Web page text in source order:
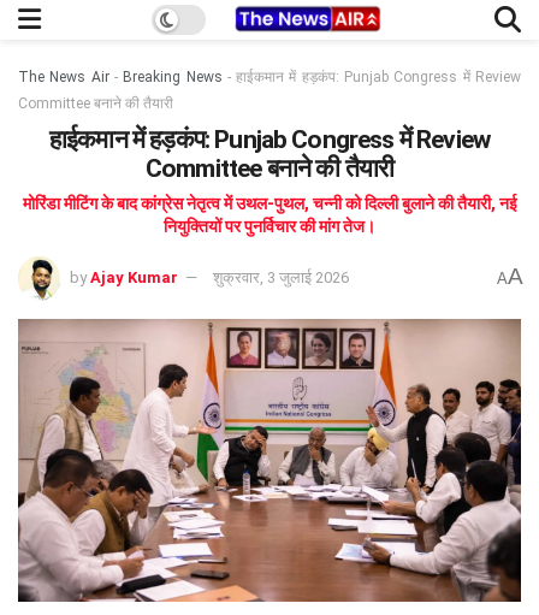
The News Air- Breaking News -हाईकमान में हड़कंप: Punjab Congress में Review
Committee बनाने की तैयारी
हाईकमान में हड़कंप: Punjab Congress में Review
Committee बनाने की तैयारी
मोरिंडा मीटिंग के बाद कांग्रेस नेतृत्व में उथल-पुथल, चन्नी को दिल्ली बुलाने की तैयारी, नई
नियुक्तियों पर पुनर्विचार की मांग तेज।
by Ajay Kumar शुक्रवार, 3 जुलाई 2026 AA